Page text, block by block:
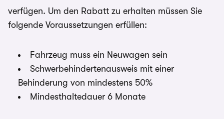
verfügen. Um den Rabatt zu erhalten müssen Sie
folgende Voraussetzungen erfüllen:
Fahrzeug muss ein Neuwagen sein
Schwerbehindertenausweis mit einer
Behinderung von mindestens 50%
Mindesthaltedauer 6 Monate